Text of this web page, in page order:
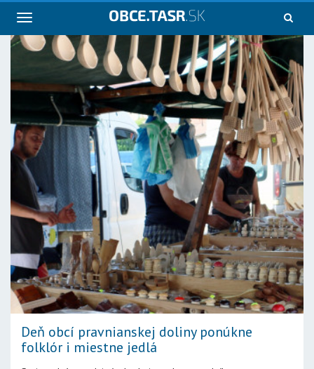
Navigácia
Deň obcí pravnianskej doliny ponúkne
folklór i miestne jedlá